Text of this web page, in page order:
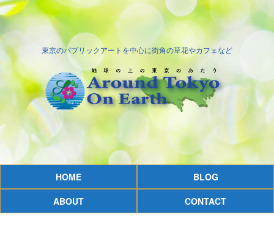
東京のパブリックアートを中心に街角の草花やカフェなど
HOME
BLOG
ABOUT
CONTACT